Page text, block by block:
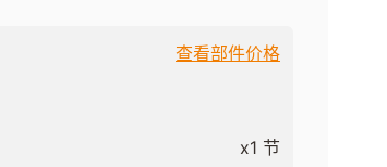
查看部件价格
x1 节